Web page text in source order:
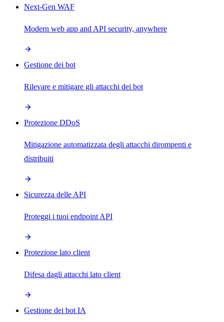
Next-Gen WAF
Modern web app and API security, anywhere
Gestione dei bot
Rilevare e mitigare gli attacchi dei bot
Protezione DDoS
Mitigazione automatizzata degli attacchi dirompenti e
distribuiti
Sicurezza delle API
Proteggi i tuoi endpoint API
Protezione lato client
Difesa dagli attacchi lato client
Gestione dei bot IA